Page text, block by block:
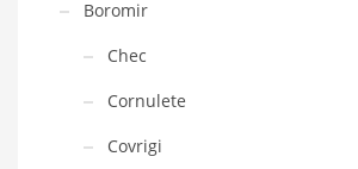
Boromir
Chec
Cornulete
Covrigi